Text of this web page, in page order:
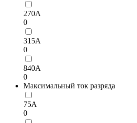
270A
0
315А
0
840A
0
Максимальный ток разряда
75А
0